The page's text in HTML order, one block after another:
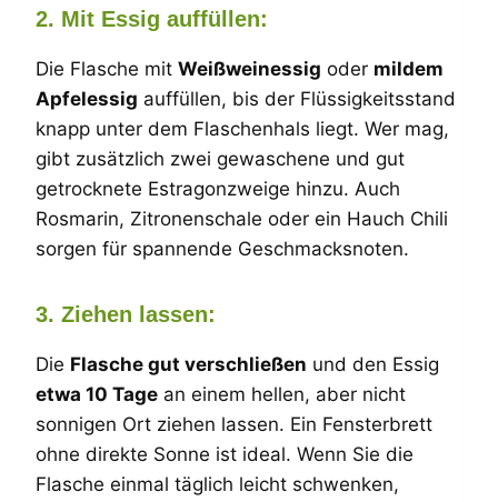
2. Mit Essig auffüllen:
Die Flasche mit Weißweinessig oder mildem
Apfelessig auffüllen, bis der Flüssigkeitsstand
knapp unter dem Flaschenhals liegt. Wer mag,
gibt zusätzlich zwei gewaschene und gut
getrocknete Estragonzweige hinzu. Auch
Rosmarin, Zitronenschale oder ein Hauch Chili
sorgen für spannende Geschmacksnoten.
3. Ziehen lassen:
Die Flasche gut verschließen und den Essig
etwa 10 Tage an einem hellen, aber nicht
sonnigen Ort ziehen lassen. Ein Fensterbrett
ohne direkte Sonne ist ideal. Wenn Sie die
Flasche einmal täglich leicht schwenken,